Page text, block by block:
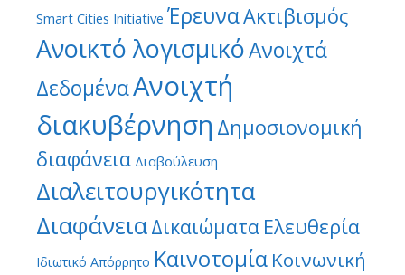
Smart Cities Initiative ΈρευναΑκτιβισμός
Ανοικτό λογισμικόΑνοιχτά
ΔεδομέναΑνοιχτή
διακυβέρνηση Δημοσιονομική
διαφάνεια Διαβούλευση
Διαλειτουργικότητα
ΔιαφάνειαΔικαιώματα Ελευθερία
Ιδιωτικό Απόρρητο Καινοτομία Κοινωνική